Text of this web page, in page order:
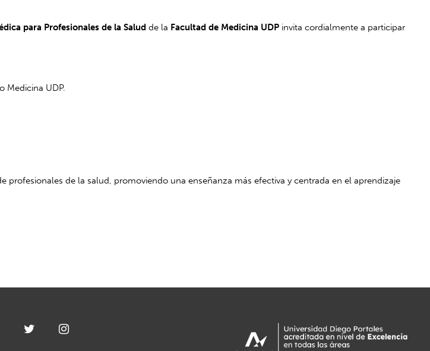
para Profesionales de la Salud de la Facultad de Medicina UDP invita cordialmente a participar
Medicina UDP.
de la salud, promoviendo una enseñanza más efectiva y centrada en el aprendizaje